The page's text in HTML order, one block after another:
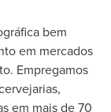
bem
em mercados
Empregamos
em mais de 70